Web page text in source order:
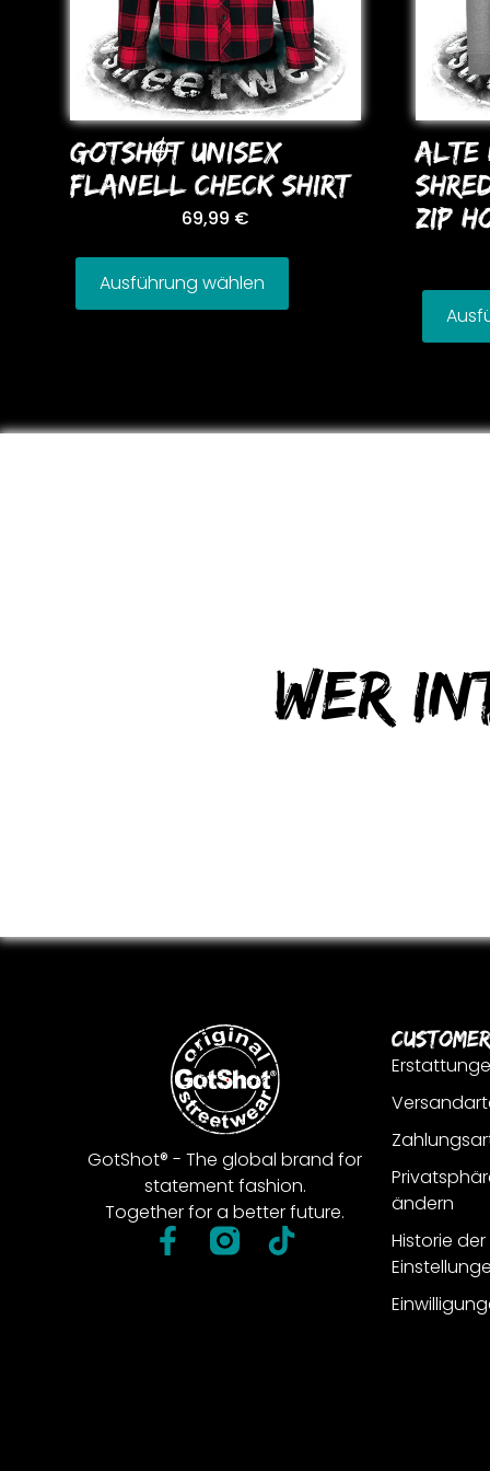
GoTSHOT UNISEX
FLANELL CHECK SHIRT
69,99 €
Ausführung wählen
ALTE
ZIP
Wer
GotShot® - The global brand for
statement fashion.
Together for a better future.
ändern
Historie